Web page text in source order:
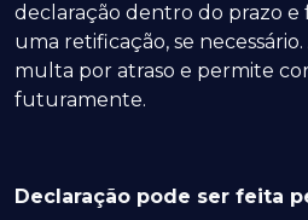
declaração dentro do prazo
uma retificação, se
multa por atraso e permite
futuramente.
Declaração pode ser feita